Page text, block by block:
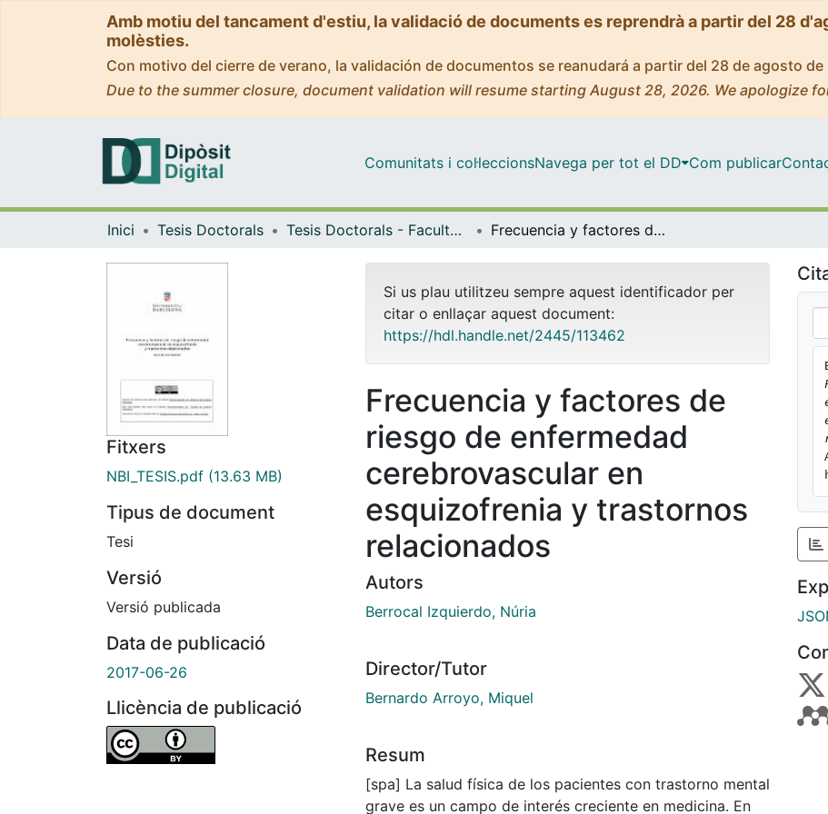
Amb motiu del tancament d'estiu, la validació de documents es reprendrà a partir del 28
molèsties.
Con motivo del cierre de verano, la validación de documentos se reanudará a partir del 28 de agosto
Due to the summer closure, document validation will resume starting August 28, 2026. We apologize
Comunitats i col·leccionsNavega per tot el DD Com publicar
Inici Tesis Doctorals Tesis Doctorals - Facultat - Medicina i Ciències de la Salut Frecuencia y factores de riesgo de enfermedad cerebrovascular en esquizofrenia y trastornos relacionados
Fitxers
NBI_TESIS.pdf (13.63 MB)
Tipus de document
Tesi
Versió
Versió publicada
Data de publicació
2017-06-26
Llicència de publicació
Si us plau utilitzeu sempre aquest identificador per
citar o enllaçar aquest document:
https://hdl.handle.net/2445/113462
Frecuencia y factores de
riesgo de enfermedad
cerebrovascular en
esquizofrenia y trastornos
relacionados
Autors
Berrocal Izquierdo, Núria
Director/Tutor
Bernardo Arroyo, Miquel
Resum
[spa] La salud física de los pacientes con trastorno mental
grave es un campo de interés creciente en medicina. En